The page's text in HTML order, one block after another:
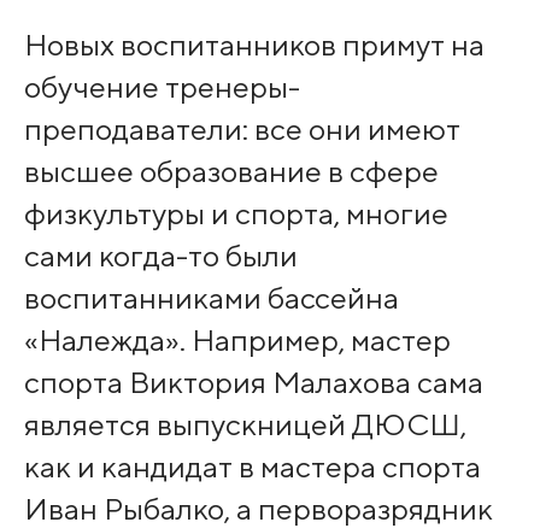
Новых воспитанников примут на
обучение тренеры-
преподаватели: все они имеют
высшее образование в сфере
физкультуры и спорта, многие
сами когда-то были
воспитанниками бассейна
«Належда». Например, мастер
спорта Виктория Малахова сама
является выпускницей ДЮСШ,
как и кандидат в мастера спорта
Иван Рыбалко, а перворазрядник